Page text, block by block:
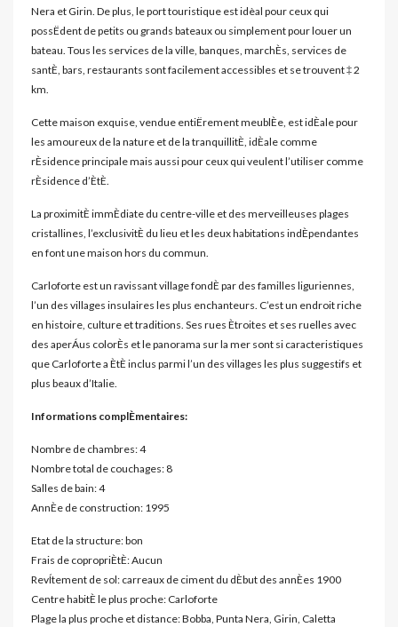
Nera et Girin. De plus, le port touristique est idèal pour ceux qui
possËdent de petits ou grands bateaux ou simplement pour louer un
bateau. Tous les services de la ville, banques, marchÈs, services de
santÈ, bars, restaurants sont facilement accessibles et se trouvent ‡ 2
km.
Cette maison exquise, vendue entiËrement meublÈe, est idÈale pour
les amoureux de la nature et de la tranquillitÈ, idÈale comme
rÈsidence principale mais aussi pour ceux qui veulent l’utiliser comme
rÈsidence d’ÈtÈ.
La proximitÈ immÈdiate du centre-ville et des merveilleuses plages
cristallines, l’exclusivitÈ du lieu et les deux habitations indÈpendantes
en font une maison hors du commun.
Carloforte est un ravissant village fondÈ par des familles liguriennes,
l’un des villages insulaires les plus enchanteurs. C’est un endroit riche
en histoire, culture et traditions. Ses rues Ètroites et ses ruelles avec
des aperÁus colorÈs et le panorama sur la mer sont si caracteristiques
que Carloforte a ÈtÈ inclus parmi l’un des villages les plus suggestifs et
plus beaux d’Italie.
Informations complÈmentaires:
Nombre de chambres: 4
Nombre total de couchages: 8
Salles de bain: 4
AnnÈe de construction: 1995
Etat de la structure: bon
Frais de copropriÈtÈ: Aucun
RevÍtement de sol: carreaux de ciment du dÈbut des annÈes 1900
Centre habitÈ le plus proche: Carloforte
Plage la plus proche et distance: Bobba, Punta Nera, Girin, Caletta